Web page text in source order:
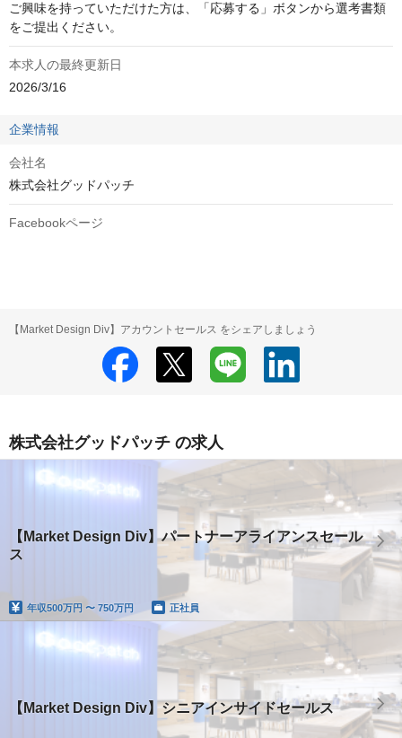
ご興味を持っていただけた方は、「応募する」ボタンから選考書類
をご提出ください。
本求人の最終更新日
2026/3/16
企業情報
会社名
株式会社グッドパッチ
Facebookページ
【Market Design Div】アカウントセールス をシェアしましょう
株式会社グッドパッチ の求人
【Market Design Div】パートナーアライアンスセール
ス
年収500万円 〜 750万円 正社員
【Market Design Div】シニアインサイドセールス